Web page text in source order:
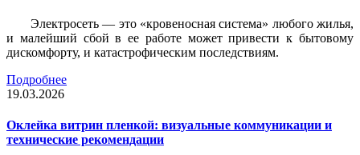
Электросеть — это «кровеносная система» любого жилья,
и малейший сбой в ее работе может привести к бытовому
дискомфорту, и катастрофическим последствиям.
Подробнее
19.03.2026
Оклейка витрин пленкой: визуальные коммуникации и
технические рекомендации